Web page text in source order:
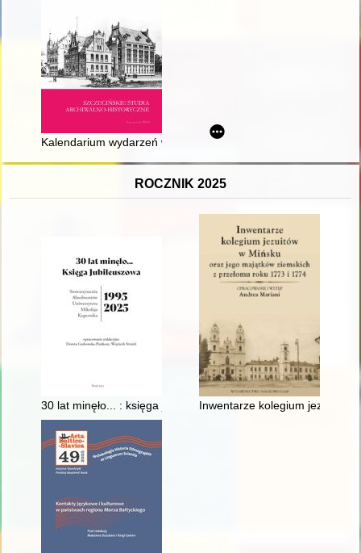
Kalendarium wydarzeń w Archiwum Państwowym w
ROCZNIK 2025
30 lat minęło... : księga jubileuszowa Stowarzyszenia
Inwentarze kolegium jezuitów